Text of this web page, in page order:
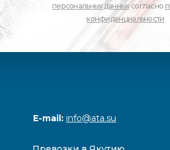
персональных данныхсогласно
конфиденциальности
E-mail:info@ata.su